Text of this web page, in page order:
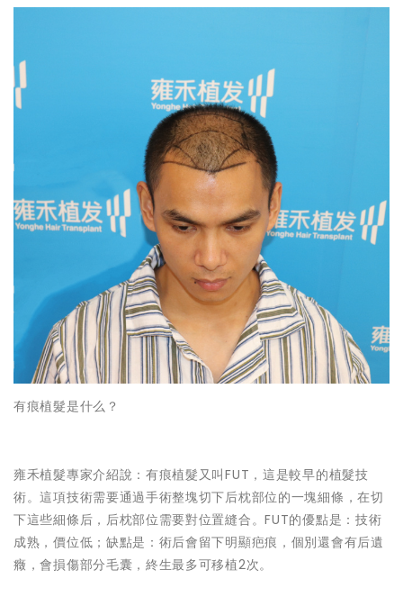
有痕植髮是什么？
雍禾植髮專家介紹說：有痕植髮又叫FUT，這是較早的植髮技
術。這項技術需要通過手術整塊切下后枕部位的一塊細條，在切
下這些細條后，后枕部位需要對位置縫合。FUT的優點是：技術
成熟，價位低；缺點是：術后會留下明顯疤痕，個別還會有后遺
癥，會損傷部分毛囊，終生最多可移植2次。